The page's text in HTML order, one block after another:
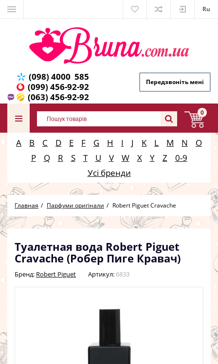
Ru
(098) 4000 585
(099) 456-92-92
(063) 456-92-92
Передзвоніть мені
0
A B C D E F G H I J K L M N
O
P
Q R S T U V W X Y Z
0-9
Усі бренди
Главная Парфуми оригінали Robert Piguet Cravache
Туалетная вода Robert Piguet
Cravache (Робер Пиге Кравач)
Бренд: Robert Piguet Артикул: 6833